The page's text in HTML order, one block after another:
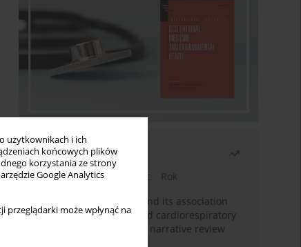
użytkownikach i ich
końcowych plików
korzystania ze strony
Google Analytics
przeglądarki może wpłynąć na
Najczęściej czytane
Bieżący numer Miesiąc
Rok
Occupational burnout and its association
with physical activity and cardiorespiratory
fitness among nurses: a narrative review